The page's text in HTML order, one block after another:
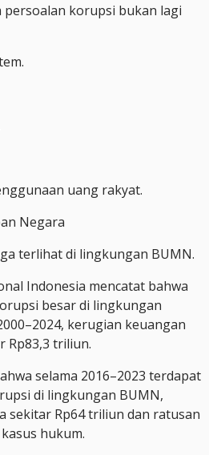
korupsi bukan lagi
uang rakyat.
Negara
terlihat di lingkungan BUMN.
Indonesia mencatat bahwa
besar di lingkungan
kerugian keuangan
Rp83,3 triliun.
selama 2016–2023 terdapat
di lingkungan BUMN,
sekitar Rp64 triliun dan ratusan
hukum.